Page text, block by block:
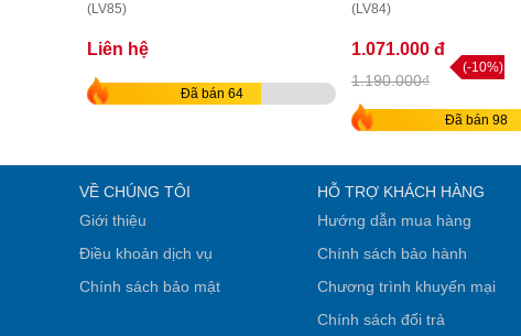
(LV85)
Liên hệ
Đã bán 64
(LV84)
1.071.000 đ
1.190.000₫
(-10%)
Đã bán 98
VỀ CHÚNG TÔI
Giới thiệu
Điều khoản dịch vụ
Chính sách bảo mật
HỖ TRỢ KHÁCH HÀNG
Hướng dẫn mua hàng
Chính sách bảo hành
Chương trình khuyến mại
Chính sách đổi trả